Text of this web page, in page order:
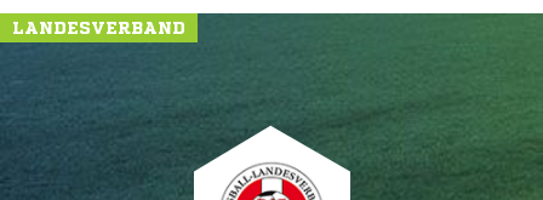
LANDESVERBAND